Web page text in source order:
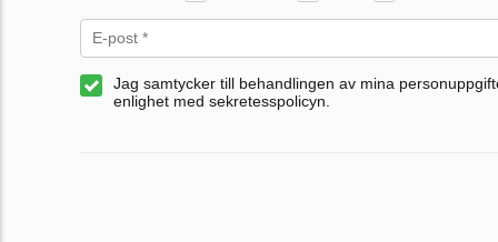
Jag samtycker till behandlingen av mina
enlighet med sekretesspolicyn.